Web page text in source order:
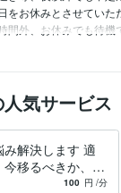
をお休みとさせていた
間外、お休みでも待機
気サービス
解決します 適
移るべきか、転
うなるのか見ま
100 円 /分